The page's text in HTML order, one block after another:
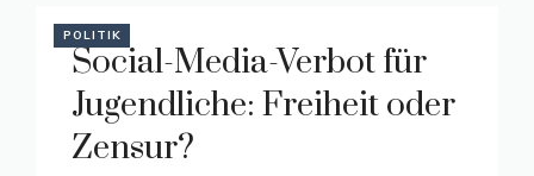
POLITIK
Social-Media-Verbot für
Jugendliche: Freiheit oder
Zensur?